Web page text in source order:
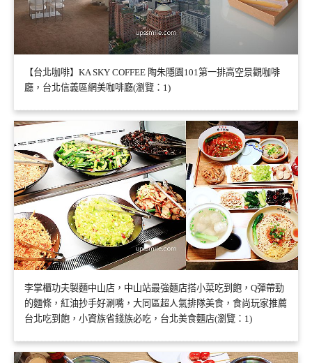
【台北咖啡】KA SKY COFFEE 陶朱隱園101第一排高空景觀咖啡
廳，台北信義區網美咖啡廳(瀏覽：1)
李掌櫃功夫製麵中山店，中山站最強麵店搭小菜吃到飽，Q彈帶勁
的麵條，紅油抄手好涮嘴，大同區超人氣排隊美食，食尚玩家推薦
台北吃到飽，小資族省錢族必吃，台北美食麵店(瀏覽：1)